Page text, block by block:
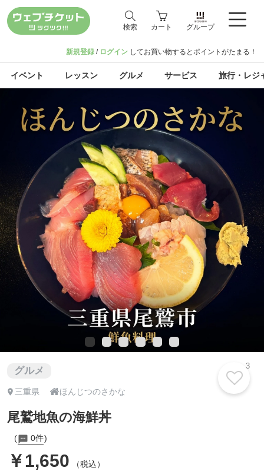
検索 カート グループ
新規登録 / ログイン してお買い物するとポイントがたまる！
イベント レッスン グルメ サービス 旅行・レジ
グルメ
三重県 ほんじつのさかな
尾鷲地魚の海鮮丼
0件
￥1,650 （税込）
3